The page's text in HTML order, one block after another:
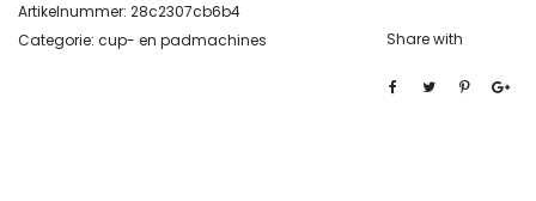
Artikelnummer: 28c2307cb6b4
Categorie: cup- en padmachines Share with